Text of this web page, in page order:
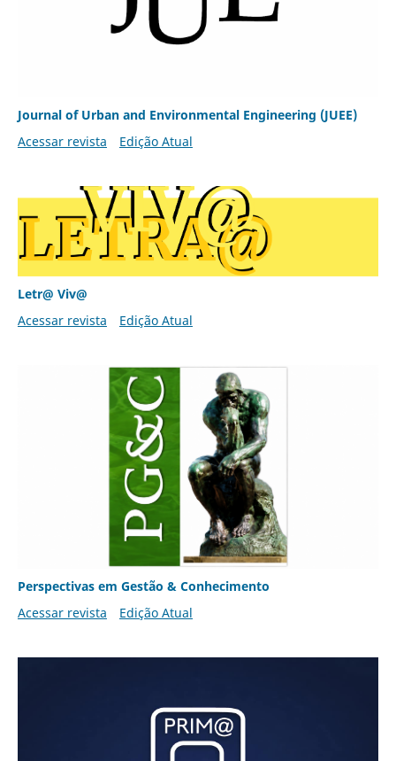
Journal of Urban and Environmental Engineering (JUEE)
Acessar revista
Edição Atual
Letr@ Viv@
Acessar revista
Edição Atual
Perspectivas em Gestão & Conhecimento
Acessar revista
Edição Atual